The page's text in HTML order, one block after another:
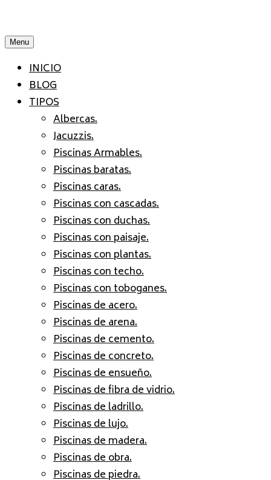
Menu
INICIO
BLOG
TIPOS
Albercas.
Jacuzzis.
Piscinas Armables.
Piscinas baratas.
Piscinas caras.
Piscinas con cascadas.
Piscinas con duchas.
Piscinas con paisaje.
Piscinas con plantas.
Piscinas con techo.
Piscinas con toboganes.
Piscinas de acero.
Piscinas de arena.
Piscinas de cemento.
Piscinas de concreto.
Piscinas de ensueño.
Piscinas de fibra de vidrio.
Piscinas de ladrillo.
Piscinas de lujo.
Piscinas de madera.
Piscinas de obra.
Piscinas de piedra.